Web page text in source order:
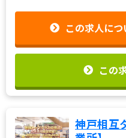
この求人に
この
神戸相互